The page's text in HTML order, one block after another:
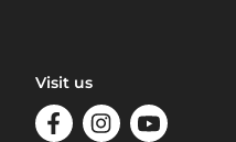
Visit us